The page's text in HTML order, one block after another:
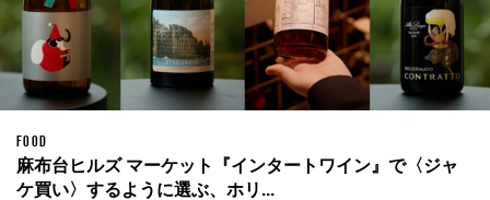
FOOD
麻布台ヒルズ マーケット『インタートワイン』で〈ジャ
ケ買い〉するように選ぶ、ホリ...